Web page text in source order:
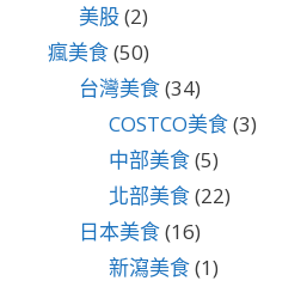
美股(2)
瘋美食(50)
台灣美食(34)
COSTCO美食(3)
中部美食(5)
北部美食(22)
日本美食(16)
新瀉美食(1)